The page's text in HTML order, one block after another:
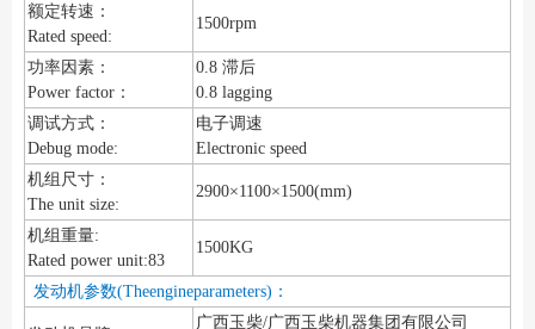
额定转速：
Rated speed:
1500rpm
功率因素：
Power factor：
0.8 滞后
0.8 lagging
调试方式：
Debug mode:
电子调速
Electronic speed
机组尺寸：
The unit size:
2900×1100×1500(mm)
机组重量:
Rated power unit:83
1500KG
发动机参数(Theengineparameters)：
广西玉柴/广西玉柴机器集团有限公司